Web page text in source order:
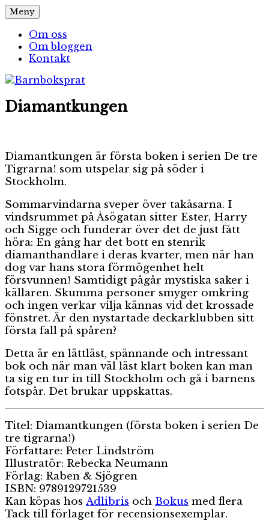
Hoppa
till
innehåll
Barnboksprat
– en blogg om barnböcker
Meny
Om oss
Om bloggen
Kontakt
Diamantkungen
Diamantkungen är första boken i serien De tre
Tigrarna! som utspelar sig på söder i
Stockholm.
Sommarvindarna sveper över takåsarna. I
vindsrummet på Åsögatan sitter Ester, Harry
och Sigge och funderar över det de just fått
höra: En gång har det bott en stenrik
diamanthandlare i deras kvarter, men när han
dog var hans stora förmögenhet helt
försvunnen! Samtidigt pågår mystiska saker i
källaren. Skumma personer smyger omkring
och ingen verkar vilja kännas vid det krossade
fönstret. Är den nystartade deckarklubben sitt
första fall på spåren?
Detta är en lättläst, spännande och intressant
bok och när man väl läst klart boken kan man
ta sig en tur in till Stockholm och gå i barnens
fotspår. Det brukar uppskattas.
Titel: Diamantkungen (första boken i serien De
tre tigrarna!)
Författare: Peter Lindström
Illustratör: Rebecka Neumann
Förlag: Raben & Sjögren
ISBN: 9789129721539
Kan köpas hos Adlibris och Bokus med flera
Tack till förlaget för recensionsexemplar.